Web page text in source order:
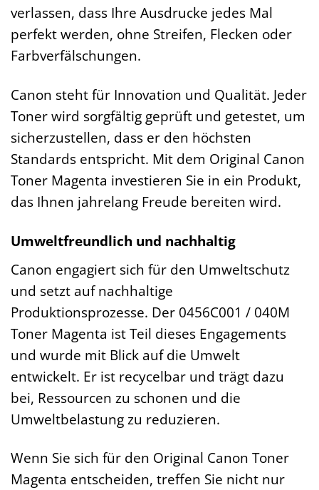
verlassen, dass Ihre Ausdrucke jedes Mal
perfekt werden, ohne Streifen, Flecken oder
Farbverfälschungen.
Canon steht für Innovation und Qualität. Jeder
Toner wird sorgfältig geprüft und getestet, um
sicherzustellen, dass er den höchsten
Standards entspricht. Mit dem Original Canon
Toner Magenta investieren Sie in ein Produkt,
das Ihnen jahrelang Freude bereiten wird.
Umweltfreundlich und nachhaltig
Canon engagiert sich für den Umweltschutz
und setzt auf nachhaltige
Produktionsprozesse. Der 0456C001 / 040M
Toner Magenta ist Teil dieses Engagements
und wurde mit Blick auf die Umwelt
entwickelt. Er ist recycelbar und trägt dazu
bei, Ressourcen zu schonen und die
Umweltbelastung zu reduzieren.
Wenn Sie sich für den Original Canon Toner
Magenta entscheiden, treffen Sie nicht nur